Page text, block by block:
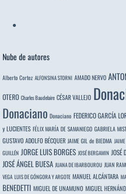
Nube de autores
Alberto Cortez ALFONSINA STORNI AMADO NERVO
OTERO Charles Baudelaire CÉSAR VALLEJO
Donaciano Donaciano FEDERICO GARCÍA
y LUCIENTES FÉLIX MARÍA DE SAMANIEGO GABRIELA
GUSTAVO ADOLFO BÉCQUER JAIME GIL de BIEDMA
GUILLÉN JORGE LUIS BORGES JOSÉ BERGAMIN JOSÉ
JOSÉ ÁNGEL BUESA JUANA DE IBARBOUROU JUAN
VEGA LUIS DE GÓNGORA Y ARGOTE MANUEL ALCÁNTARA
BENEDETTI MIGUEL DE UNAMUNO MIGUEL